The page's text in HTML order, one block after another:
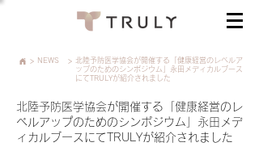
> NEWS > 北陸予防医学協会が開催する「健康経営のレベルア
ップのためのシンポジウム」永田メディカルブース
にてTRULYが紹介されました
北陸予防医学協会が開催する「健康経営のレ
ベルアップのためのシンポジウム」永田メデ
ィカルブースにてTRULYが紹介されました